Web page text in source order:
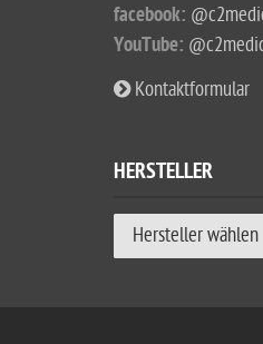
facebook:
YouTube:
Kontaktformular
HERSTELLER
Hersteller wählen